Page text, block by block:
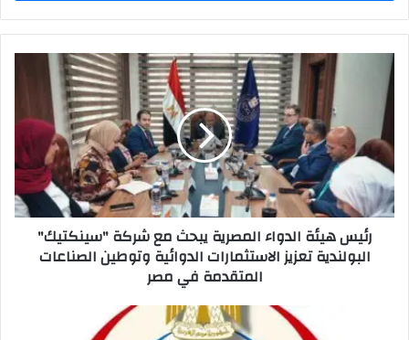
رئيس هيئة الدواء المصرية يبحث مع شركة "سينكتيك"
البولندية تعزيز الاستثمارات الدوائية وتوطين الصناعات
المتقدمة في مصر